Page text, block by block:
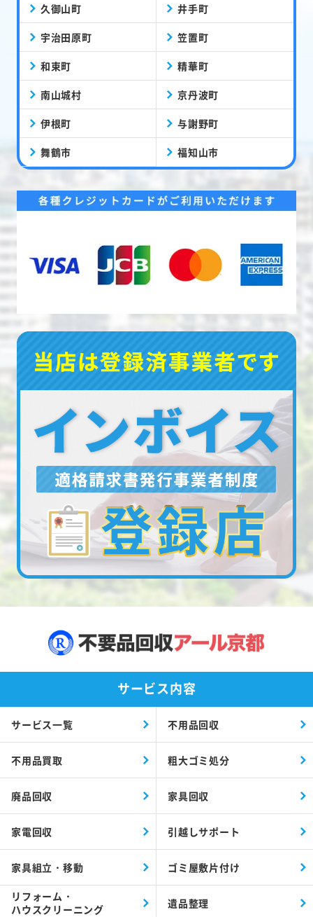
久御山町 井手町
宇治田原町 笠置町
和束町 精華町
南山城村 京丹波町
伊根町 与謝野町
舞鶴市 福知山市
サービス内容
サービス一覧 不用品回収
不用品買取 粗大ゴミ処分
廃品回収 家具回収
家電回収 引越しサポート
家具組立・移動 ゴミ屋敷片付け
リフォーム・
ハウスクリーニング
遺品整理